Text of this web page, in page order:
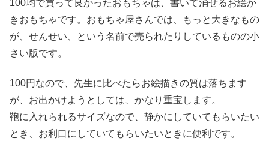
100均で買って良かったおもちゃは、書いて消せるお絵か
きおもちゃです。おもちゃ屋さんでは、もっと大きなもの
が、せんせい、という名前で売られたりしているものの小
さい版です。
100円なので、先生に比べたらお絵描きの質は落ちます
が、お出かけようとしては、かなり重宝します。
鞄に入れられるサイズなので、静かにしていてもらいたい
とき、お利口にしていてもらいたいときに便利です。